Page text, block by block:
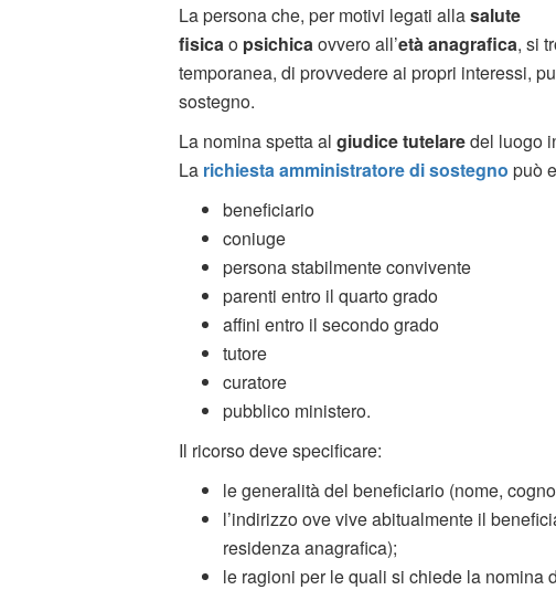
La persona che, per motivi legati allasalute
fisica o psichica ovvero all’età anagrafica, si
temporanea, di provvedere ai propri interessi,
sostegno.
La nomina spetta al giudice tutelaredel luogo
La richiesta amministratore di sostegno può
beneficiario
coniuge
persona stabilmente convivente
parenti entro il quarto grado
affini entro il secondo grado
tutore
curatore
pubblico ministero.
Il ricorso deve specificare:
le generalità del beneficiario (nome,
l’indirizzo ove vive abitualmente il
residenza anagrafica);
le ragioni per le quali si chiede la nomina